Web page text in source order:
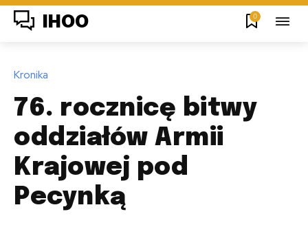
IHOO 0
Kronika
76. rocznicę bitwy
oddziałów Armii
Krajowej pod
Pecynką